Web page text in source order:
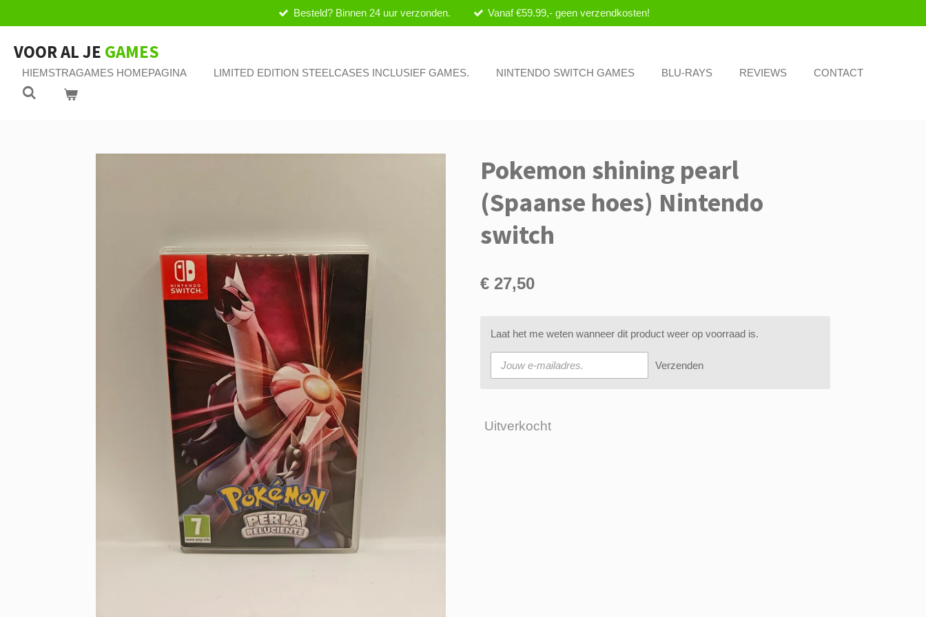
direct
naar
de
hoofdinhoud
Besteld? Binnen 24 uur verzonden. Vanaf €59.99,- geen verzendkosten!
VOOR AL JE GAMES
HIEMSTRAGAMES HOMEPAGINA LIMITED EDITION STEELCASES INCLUSIEF GAMES. NINTENDO SWITCH GAMES BLU-RAYS REVIEWS CONTACT
Pokemon shining pearl
(Spaanse hoes) Nintendo
switch
€ 27,50
Laat het me weten wanneer dit product weer op voorraad is.
Verzenden
Uitverkocht